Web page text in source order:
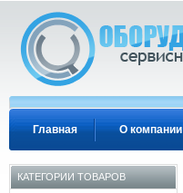
Главная О компании
КАТЕГОРИИ ТОВАРОВ